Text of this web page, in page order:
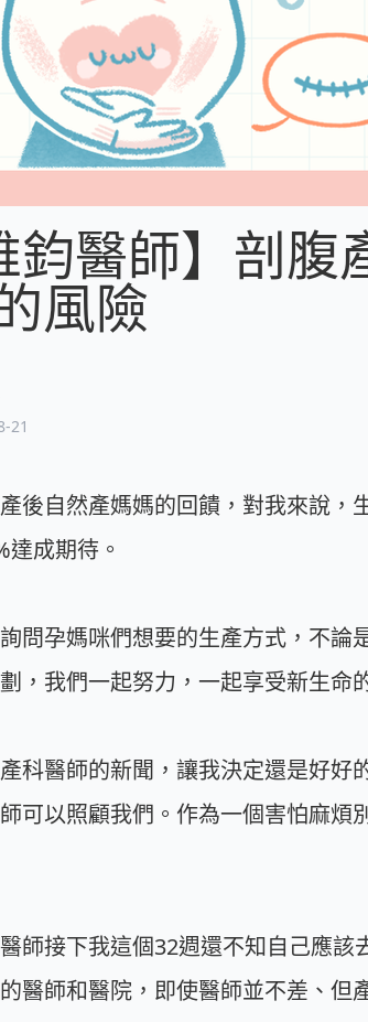
鈞醫師】剖
風險
21
後自然產媽媽的回饋，對我來說
成期待。
問孕媽咪們想要的生產方式，不
，我們一起努力，一起享受新生命
產科醫師的新聞，讓我決定還是好
可以照顧我們。作為一個害怕麻
師接下我這個32週還不知自己應
醫師和醫院，即使醫師並不差、